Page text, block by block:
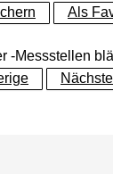
Als
-Messstellen
Nächste